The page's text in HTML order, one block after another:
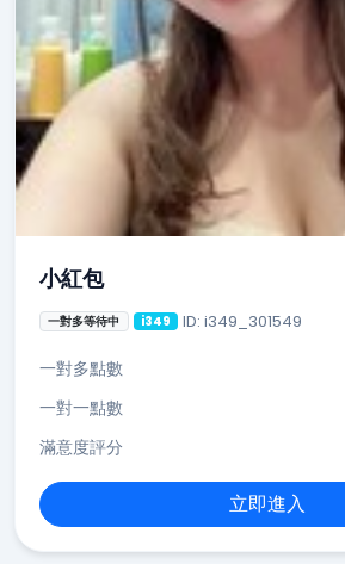
小紅包
一對多等待中 i349 ID: i349_301549
一對多點數
一對一點數
滿意度評分
立即進入